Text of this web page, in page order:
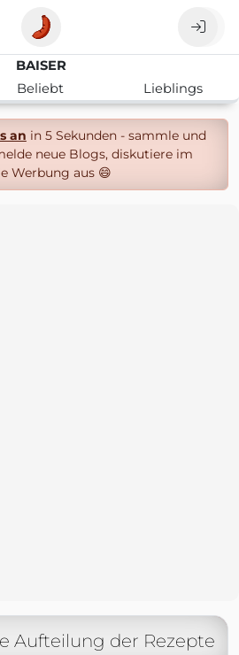
BAISER
Beliebt Lieblings
an in 5 Sekunden - sammle und
neue Blogs, diskutiere im
Werbung aus 😄
Aufteilung der Rezepte